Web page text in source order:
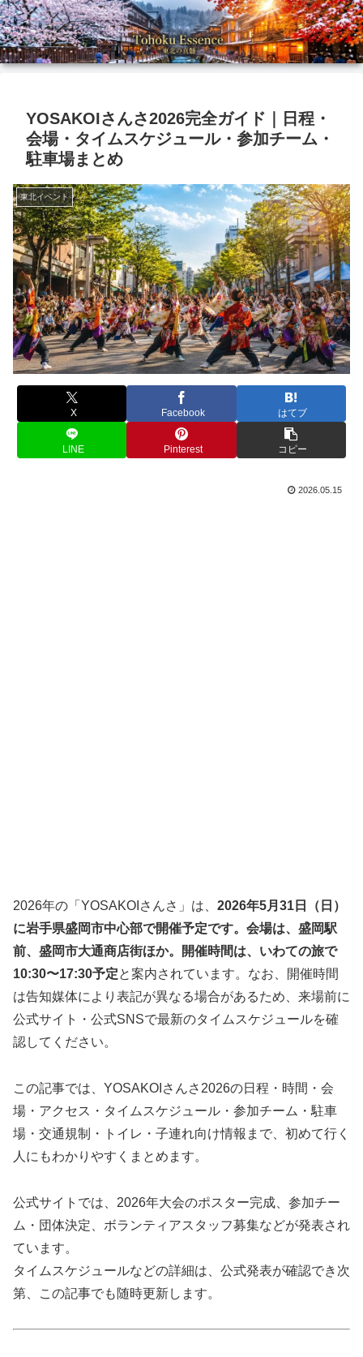
YOSAKOIさんさ2026完全ガイド｜日程・
会場・タイムスケジュール・参加チーム・
駐車場まとめ
東北イベント
X Facebook はてブ
LINE Pinterest コピー
2026.05.15
2026年の「YOSAKOIさんさ」は、 2026年5月31日（日）
に岩手県盛岡市中心部で開催予定です。会場は、盛岡駅
前、盛岡市大通商店街ほか。開催時間は、いわての旅で
10:30〜17:30予定と案内されています。なお、開催時間
は告知媒体により表記が異なる場合があるため、来場前に
公式サイト・公式SNSで最新のタイムスケジュールを確
認してください。
この記事では、YOSAKOIさんさ2026の日程・時間・会
場・アクセス・タイムスケジュール・参加チーム・駐車
場・交通規制・トイレ・子連れ向け情報まで、初めて行く
人にもわかりやすくまとめます。
公式サイトでは、2026年大会のポスター完成、参加チー
ム・団体決定、ボランティアスタッフ募集などが発表され
ています。
タイムスケジュールなどの詳細は、公式発表が確認でき次
第、この記事でも随時更新します。